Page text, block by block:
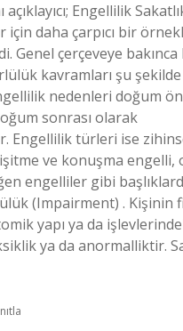
açıklayıcı; Engellilik
daha çarpıcı bir
Genel çerçeveye
kavramları şu şekilde
nedenleri doğum
sonrası olarak
Engellilik türleri ise
ve konuşma engelli,
engelliler gibi
(Impairment) . Kişinin
yapı ya da
ya da anormalliktir.